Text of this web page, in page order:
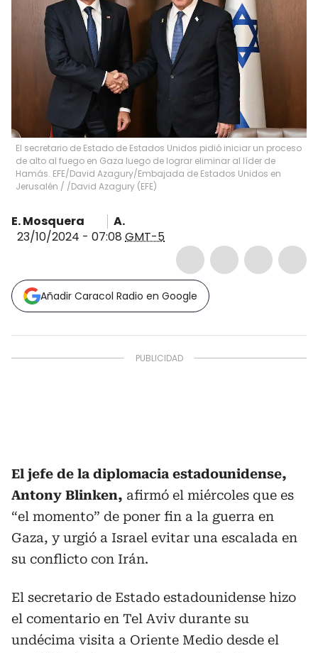
El secretario de Estado de Estados Unidos pidió iniciar un proceso
de alto al fuego en Gaza luego de lograr eliminar al líder de
Hamás. EFE/David Azagury/Embajada de Estados Unidos en
Jerusalén / /David Azagury (EFE)
E. Mosquera
A.
23/10/2024 - 07:08 GMT-5
Añadir Caracol Radio en Google
El jefe de la diplomacia estadounidense,
Antony Blinken, afirmó el miércoles que es
“el momento” de poner fin a la guerra en
Gaza, y urgió a Israel evitar una escalada en
su conflicto con Irán.
El secretario de Estado estadounidense hizo
el comentario en Tel Aviv durante su
undécima visita a Oriente Medio desde el